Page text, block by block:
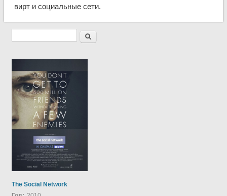
вирт и социальные сети.
The Social Network